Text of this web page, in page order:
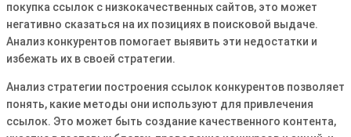
покупка ссылок с низкокачественных сайтов, это может
негативно сказаться на их позициях в поисковой выдаче.
Анализ конкурентов помогает выявить эти недостатки и
избежать их в своей стратегии.
Анализ стратегии построения ссылок конкурентов позволяет
понять, какие методы они используют для привлечения
ссылок. Это может быть создание качественного контента,